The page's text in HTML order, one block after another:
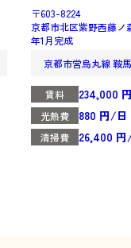
〒603-8224
京都市北区紫野西藤ノ
年1月完成
京都市営烏丸線 鞍
賃料 234,000
光熱費 880 円/日
清掃費 26,400